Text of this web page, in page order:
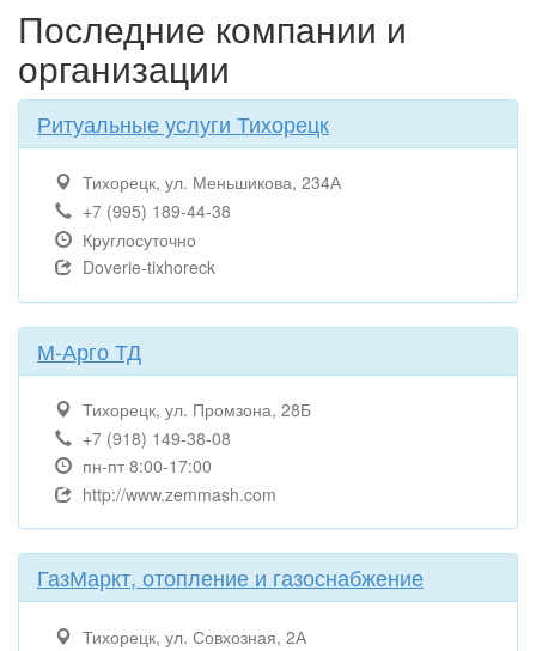
Последние компании и
организации
Ритуальные услуги Тихорецк
Тихорецк, ул. Меньшикова, 234А
+7 (995) 189-44-38
Круглосуточно
Doverie-tixhoreck
М-Арго ТД
Тихорецк, ул. Промзона, 28Б
+7 (918) 149-38-08
пн-пт 8:00-17:00
http://www.zemmash.com
ГазМаркт, отопление и газоснабжение
Тихорецк, ул. Совхозная, 2А